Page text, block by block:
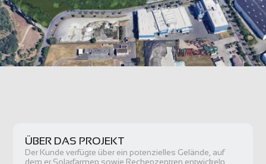
ÜBER DAS PROJEKT
Der Kunde verfügte über ein potenzielles Gelände, auf
dem er Solarfarmen sowie Rechenzentren entwickeln